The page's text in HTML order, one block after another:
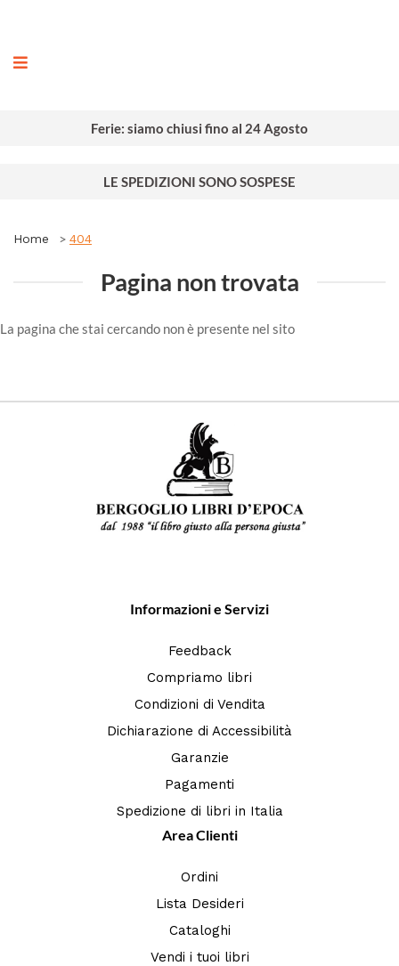
Ferie: siamo chiusi fino al 24 Agosto
LE SPEDIZIONI SONO SOSPESE
Home 404
Pagina non trovata
La pagina che stai cercando non è presente nel sito
Informazioni e Servizi
Feedback
Compriamo libri
Condizioni di Vendita
Dichiarazione di Accessibilità
Garanzie
Pagamenti
Spedizione di libri in Italia
Area Clienti
Ordini
Lista Desideri
Cataloghi
Vendi i tuoi libri